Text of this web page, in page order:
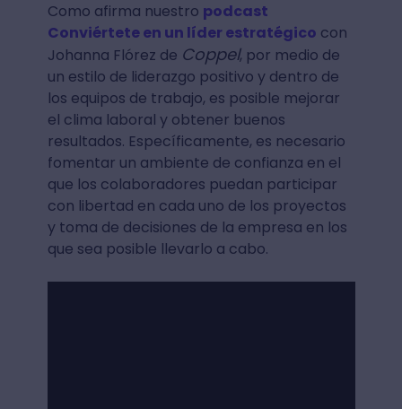
Como afirma nuestro podcast
Conviértete en un líder estratégico con
Johanna Flórez de Coppel, por medio de
un estilo de liderazgo positivo y dentro de
los equipos de trabajo, es posible mejorar
el clima laboral y obtener buenos
resultados. Específicamente, es necesario
fomentar un ambiente de confianza en el
que los colaboradores puedan participar
con libertad en cada uno de los proyectos
y toma de decisiones de la empresa en los
que sea posible llevarlo a cabo.